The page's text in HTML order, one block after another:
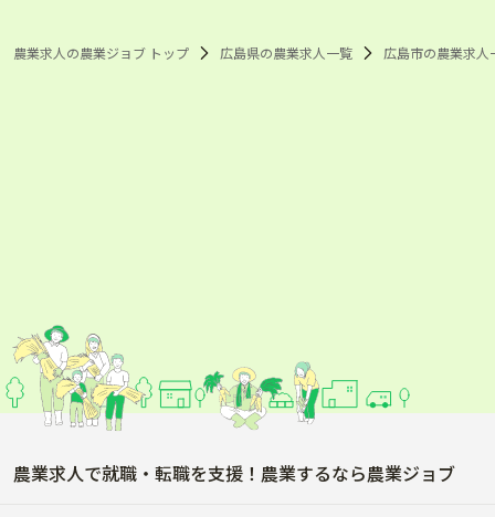
農業求人の農業ジョブ トップ 広島県の農業求人一覧 広島市の農業求人
農業求人で就職・転職を支援！農業するなら農業ジョブ